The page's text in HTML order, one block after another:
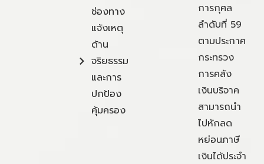
ช่องทาง
แจ้งเหตุ
ด้าน
จริยธรรม
และการ
ปกป้อง
คุ้มครอง
การกุศล
ลำดับที่ 59
ตามประกาศ
กระทรวง
การคลัง
เงินบริจาค
สามารถนำ
ไปหักลด
หย่อนภาษี
เงินได้ประจำ